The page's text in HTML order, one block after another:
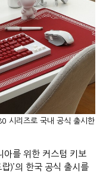
시리즈로 국내 공식 출시한
아를 위한 커스텀 키보
)’의 한국 공식 출시를